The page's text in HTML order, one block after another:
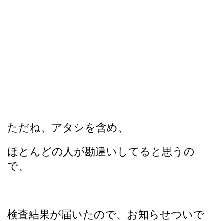
ただね、アタシを含め、
ほとんどの人が勘違いしてると思うの
で、
検査結果が届いたので、お知らせついで